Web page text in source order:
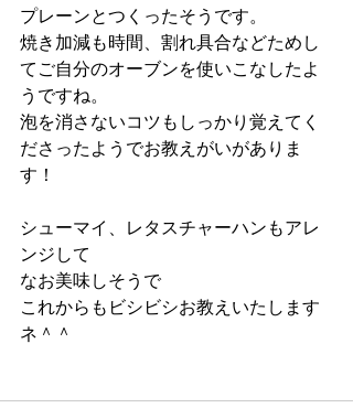
プレーンとつくったそうです。
焼き加減も時間、割れ具合などためし
てご自分のオーブンを使いこなしたよ
うですね。
泡を消さないコツもしっかり覚えてく
ださったようでお教えがいがありま
す！
シューマイ、レタスチャーハンもアレ
ンジして
なお美味しそうで
これからもビシビシお教えいたします
ネ＾＾